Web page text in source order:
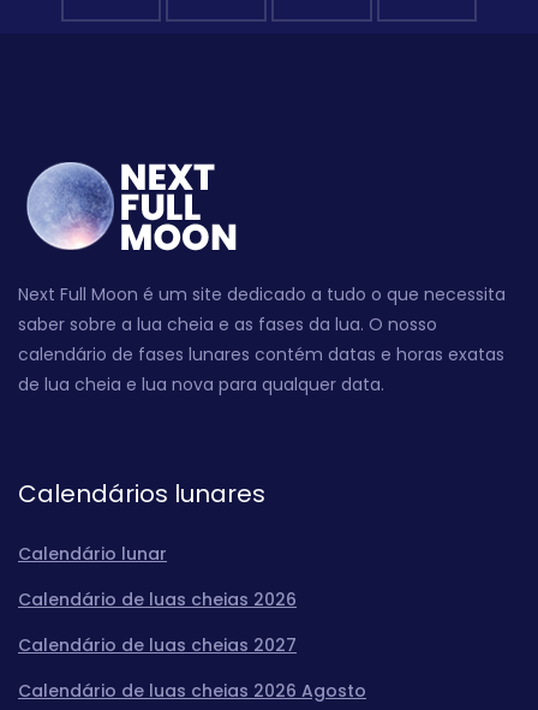
Next Full Moon é um site dedicado a tudo o que necessita
saber sobre a lua cheia e as fases da lua. O nosso
calendário de fases lunares contém datas e horas exatas
de lua cheia e lua nova para qualquer data.
Calendários lunares
Calendário lunar
Calendário de luas cheias 2026
Calendário de luas cheias 2027
Calendário de luas cheias 2026 Agosto